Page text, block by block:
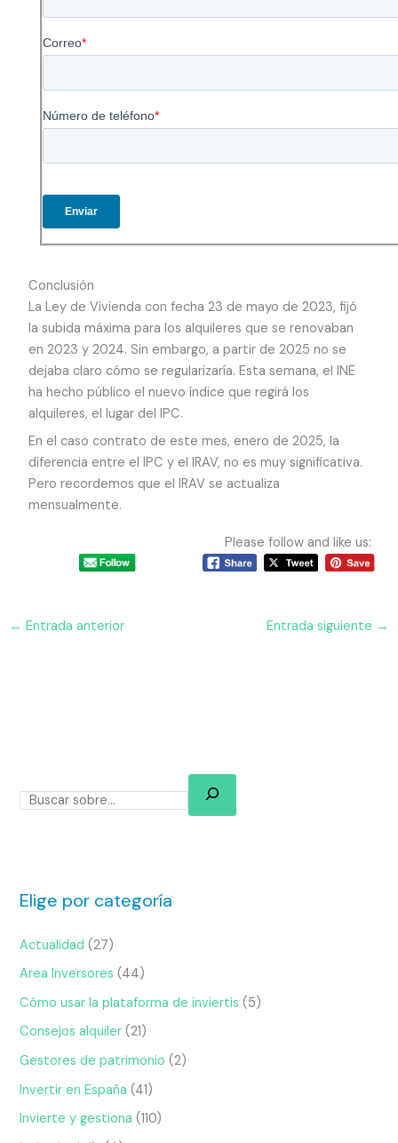
Conclusión
La Ley de Vivienda con fecha 23 de mayo de 2023, fijó
la subida máxima para los alquileres que se renovaban
en 2023 y 2024. Sin embargo, a partir de 2025 no se
dejaba claro cómo se regularizaría. Esta semana, el INE
ha hecho público el nuevo índice que regirá los
alquileres, el lugar del IPC.
En el caso contrato de este mes, enero de 2025, la
diferencia entre el IPC y el IRAV, no es muy significativa.
Pero recordemos que el IRAV se actualiza
mensualmente.
Please follow and like us:
← Entrada anterior Entrada siguiente →
Elige por categoría
Actualidad (27)
Area Inversores (44)
Cómo usar la plataforma de inviertis (5)
Consejos alquiler (21)
Gestores de patrimonio (2)
Invertir en España (41)
Invierte y gestiona (110)